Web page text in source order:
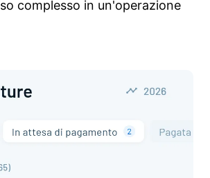
complesso in un'operazione